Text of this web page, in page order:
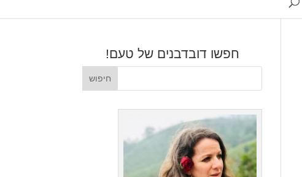
חפשו דובדבנים של טעם!